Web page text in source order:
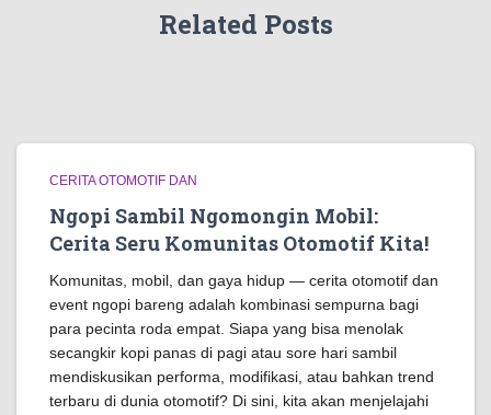
Related Posts
CERITA OTOMOTIF DAN
Ngopi Sambil Ngomongin Mobil:
Cerita Seru Komunitas Otomotif Kita!
Komunitas, mobil, dan gaya hidup — cerita otomotif dan
event ngopi bareng adalah kombinasi sempurna bagi
para pecinta roda empat. Siapa yang bisa menolak
secangkir kopi panas di pagi atau sore hari sambil
mendiskusikan performa, modifikasi, atau bahkan trend
terbaru di dunia otomotif? Di sini, kita akan menjelajahi